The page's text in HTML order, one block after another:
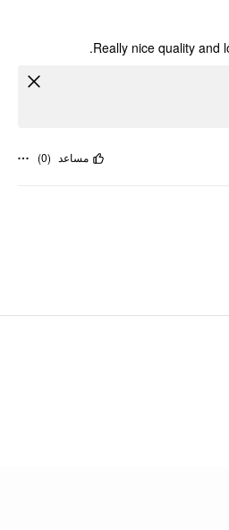
Really nice quality and
مساعد (
0
)